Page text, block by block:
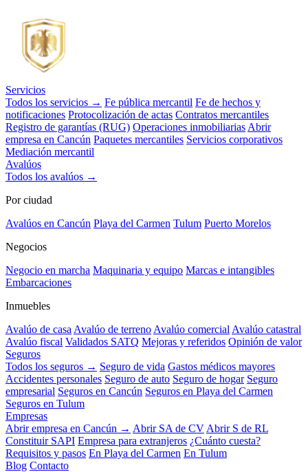
Servicios
Todos los servicios → Fe pública mercantil Fe de hechos y
notificaciones Protocolización de actas Contratos mercantiles
Registro de garantías (RUG) Operaciones inmobiliarias Abrir
empresa en Cancún Paquetes mercantiles Servicios corporativos
Mediación mercantil
Avalúos
Todos los avalúos →
Por ciudad
Avalúos en Cancún Playa del Carmen Tulum Puerto Morelos
Negocios
Negocio en marcha Maquinaria y equipo Marcas e intangibles
Embarcaciones
Inmuebles
Avalúo de casa Avalúo de terreno Avalúo comercial Avalúo catastral
Avalúo fiscal Validados SATQ Mejoras y referidos Opinión de valor
Seguros
Todos los seguros → Seguro de vida Gastos médicos mayores
Accidentes personales Seguro de auto Seguro de hogar Seguro
empresarial Seguros en Cancún Seguros en Playa del Carmen
Seguros en Tulum
Empresas
Abrir empresa en Cancún → Abrir SA de CV Abrir S de RL
Constituir SAPI Empresa para extranjeros ¿Cuánto cuesta?
Requisitos y pasos En Playa del Carmen En Tulum
Blog Contacto